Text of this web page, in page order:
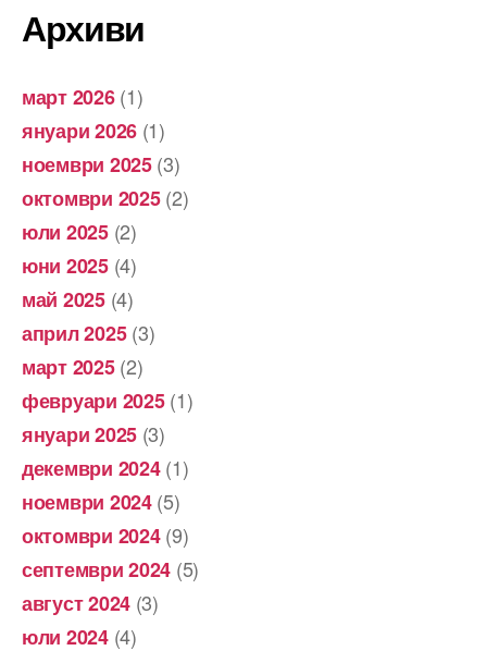
Архиви
март 2026(1)
януари 2026 (1)
ноември 2025(3)
октомври 2025(2)
юли 2025(2)
юни 2025(4)
май 2025(4)
април 2025(3)
март 2025(2)
февруари 2025(1)
януари 2025 (3)
декември 2024(1)
ноември 2024(5)
октомври 2024(9)
септември 2024 (5)
август 2024 (3)
юли 2024(4)